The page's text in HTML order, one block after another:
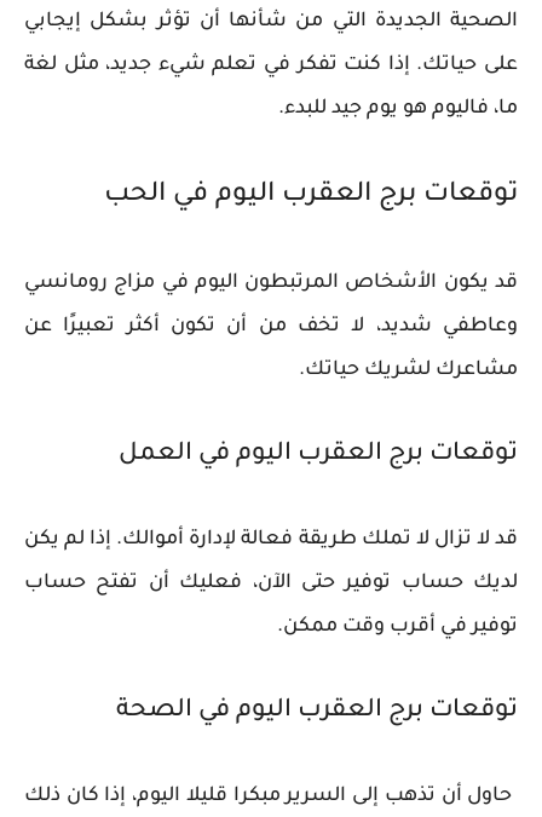
الصحية الجديدة التي من شأنها أن تؤثر بشكل إيجابي
على حياتك. إذا كنت تفكر في تعلم شيء جديد، مثل لغة
ما، فاليوم هو يوم جيد للبدء.
توقعات برج العقرب اليوم في الحب
قد يكون الأشخاص المرتبطون اليوم في مزاج رومانسي
وعاطفي شديد، لا تخف من أن تكون أكثر تعبيرًا عن
مشاعرك لشريك حياتك.
توقعات برج العقرب اليوم في العمل
قد لا تزال لا تملك طريقة فعالة لإدارة أموالك. إذا لم يكن
لديك حساب توفير حتى الآن، فعليك أن تفتح حساب
توفير في أقرب وقت ممكن.
توقعات برج العقرب اليوم في الصحة
​​ حاول أن تذهب إلى السرير مبكرا قليلا اليوم، إذا كان ذلك